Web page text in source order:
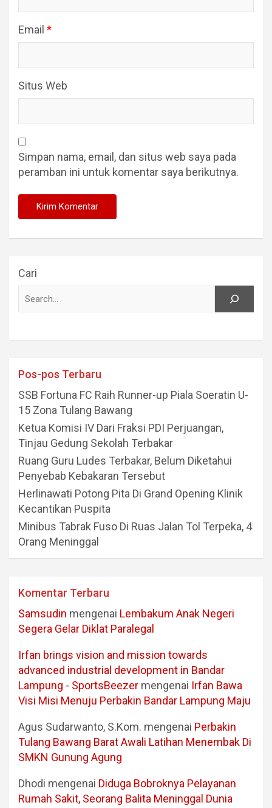
Email *
Situs Web
Simpan nama, email, dan situs web saya pada
peramban ini untuk komentar saya berikutnya.
Cari
Pos-pos Terbaru
SSB Fortuna FC Raih Runner-up Piala Soeratin U-
15 Zona Tulang Bawang
Ketua Komisi IV Dari Fraksi PDI Perjuangan,
Tinjau Gedung Sekolah Terbakar
Ruang Guru Ludes Terbakar, Belum Diketahui
Penyebab Kebakaran Tersebut
Herlinawati Potong Pita Di Grand Opening Klinik
Kecantikan Puspita
Minibus Tabrak Fuso Di Ruas Jalan Tol Terpeka, 4
Orang Meninggal
Komentar Terbaru
Samsudin mengenai Lembakum Anak Negeri
Segera Gelar Diklat Paralegal
Irfan brings vision and mission towards
advanced industrial development in Bandar
Lampung - SportsBeezer mengenai Irfan Bawa
Visi Misi Menuju Perbakin Bandar Lampung Maju
Agus Sudarwanto, S.Kom. mengenai Perbakin
Tulang Bawang Barat Awali Latihan Menembak Di
SMKN Gunung Agung
Dhodi mengenai Diduga Bobroknya Pelayanan
Rumah Sakit, Seorang Balita Meninggal Dunia